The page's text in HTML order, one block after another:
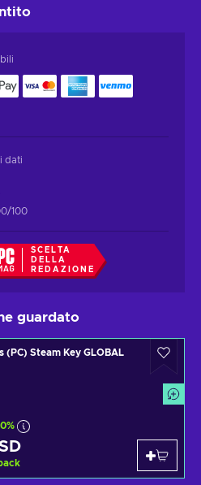
dati
100
SCELTA
DELLA
REDAZIONE
guardato
(PC) Steam Key GLOBAL